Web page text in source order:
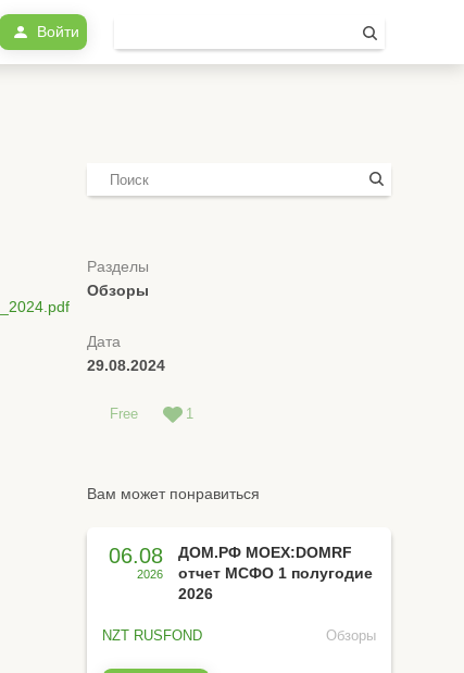
Войти
Разделы
Обзоры
Дата
29.08.2024
Free 1
Вам может понравиться
06.08
2026
ДОМ.РФ MOEX:DOMRF
отчет МСФО 1 полугодие
2026
NZT RUSFOND Обзоры